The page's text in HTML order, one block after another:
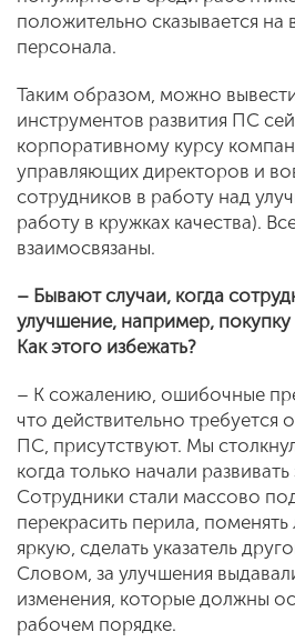
положительно сказывается на
персонала.
Таким образом, можно
инструментов развития ПС
корпоративному курсу
управляющих директоров и
сотрудников в работу над
работу в кружках качества).
взаимосвязаны.
– Бывают случаи, когда
улучшение, например,
Как этого избежать?
– К сожалению, ошибочные
что действительно требуется
ПС, присутствуют. Мы
когда только начали
Сотрудники стали массово
перекрасить перила,
яркую, сделать указатель
Словом, за улучшения
изменения, которые должны
рабочем порядке.